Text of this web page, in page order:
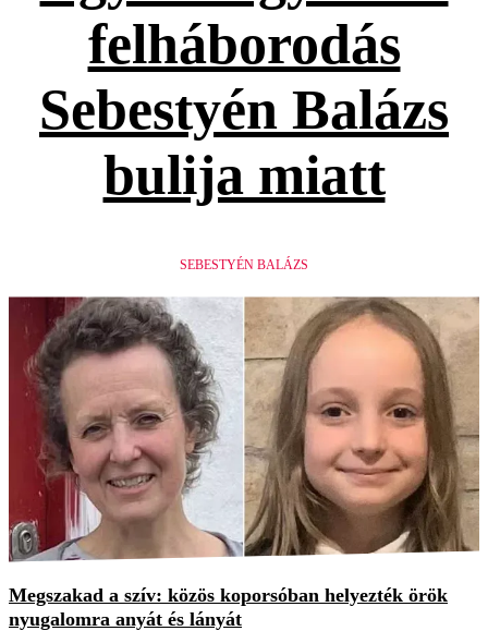
felháborodás
Sebestyén Balázs
bulija miatt
SEBESTYÉN BALÁZS
Megszakad a szív: közös koporsóban helyezték örök
nyugalomra anyát és lányát